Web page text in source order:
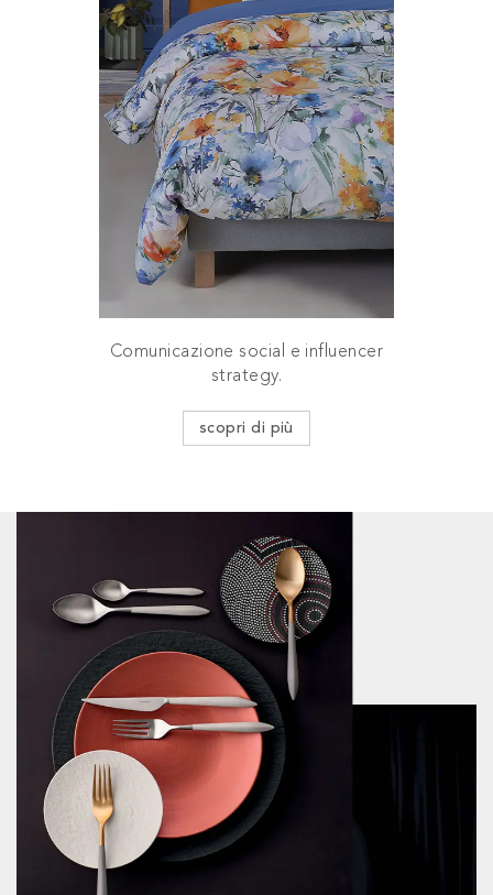
Comunicazione social e influencer
strategy.
scopri di più